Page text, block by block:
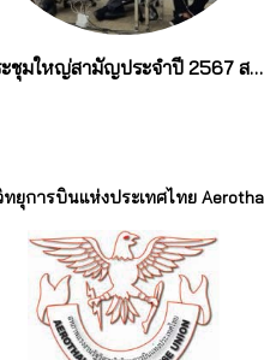
ประชุมใหญ่สามัญประจำปี 2567 สหภาพแรงงานรัฐวิสาหกิจวิทยุการบินแห่งประเทศไทย
ยุการบินแห่งประเทศไทย